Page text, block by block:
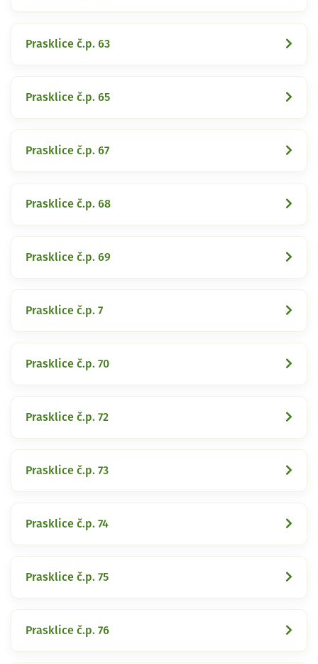
Prasklice č.p. 63
Prasklice č.p. 65
Prasklice č.p. 67
Prasklice č.p. 68
Prasklice č.p. 69
Prasklice č.p. 7
Prasklice č.p. 70
Prasklice č.p. 72
Prasklice č.p. 73
Prasklice č.p. 74
Prasklice č.p. 75
Prasklice č.p. 76